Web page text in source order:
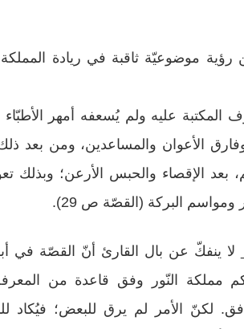
موضوعيّة ثاقبة في ريادة
المكتبة عليه ولم يُسعفه أمهر
الأعوان والمساعدين، ومن بعد
بعد الإقصاء والحبس الأرعن؛ وبذلك
ومواسم البركة (القصّة ص 29).
لا ينفكّ عن بال القارئ أنّ القصّة في
مملكة النّور وفق قاعدة من
لكنّ الأمر لم يرق للبعض؛ فيُكاد